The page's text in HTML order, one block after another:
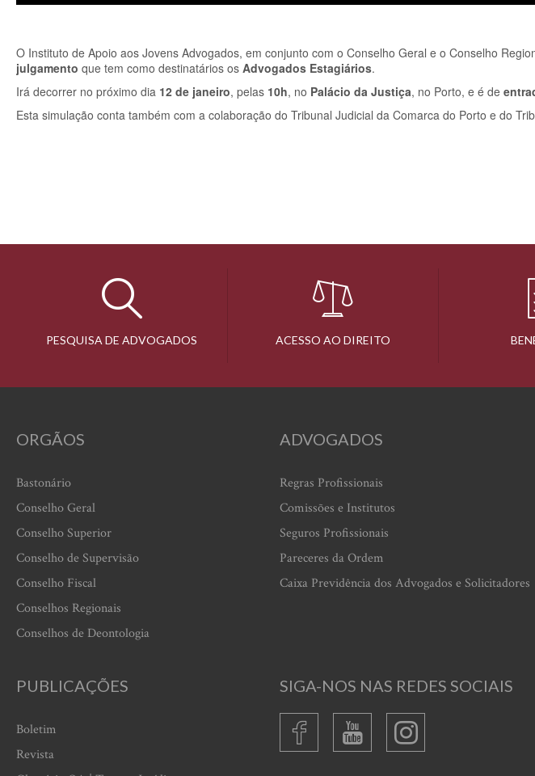
O Instituto de Apoio aos Jovens Advogados, em conjunto com o Conselho Geral e o Conselho
julgamento que tem como destinatários os Advogados Estagiários.
Irá decorrer no próximo dia 12 de janeiro, pelas 10h, no Palácio da Justiça, no Porto, e é de
Esta simulação conta também com a colaboração do Tribunal Judicial da Comarca do Porto e do
PESQUISA DE ADVOGADOS ACESSO AO DIREITO
ORGÃOS
Bastonário
Conselho Geral
Conselho Superior
Conselho de Supervisão
Conselho Fiscal
Conselhos Regionais
Conselhos de Deontologia
ADVOGADOS
Regras Profissionais
Comissões e Institutos
Seguros Profissionais
Pareceres da Ordem
Caixa Previdência dos Advogados e Solicitadores
PUBLICAÇÕES
Boletim
Revista
SIGA-NOS NAS REDES SOCIAIS